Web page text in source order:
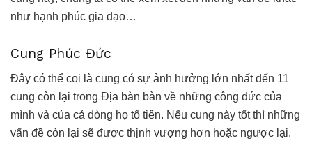
như hạnh phúc gia đạo…
Cung Phúc Đức
Đây có thể coi là cung có sự ảnh hưởng lớn nhất đến 11
cung còn lại trong Địa bàn bàn về những công đức của
mình và của cả dòng họ tổ tiên. Nếu cung này tốt thì những
vấn đề còn lại sẽ được thịnh vượng hơn hoặc ngược lại.